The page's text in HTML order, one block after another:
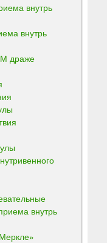
внутрь
внутрь
драже
внутрь